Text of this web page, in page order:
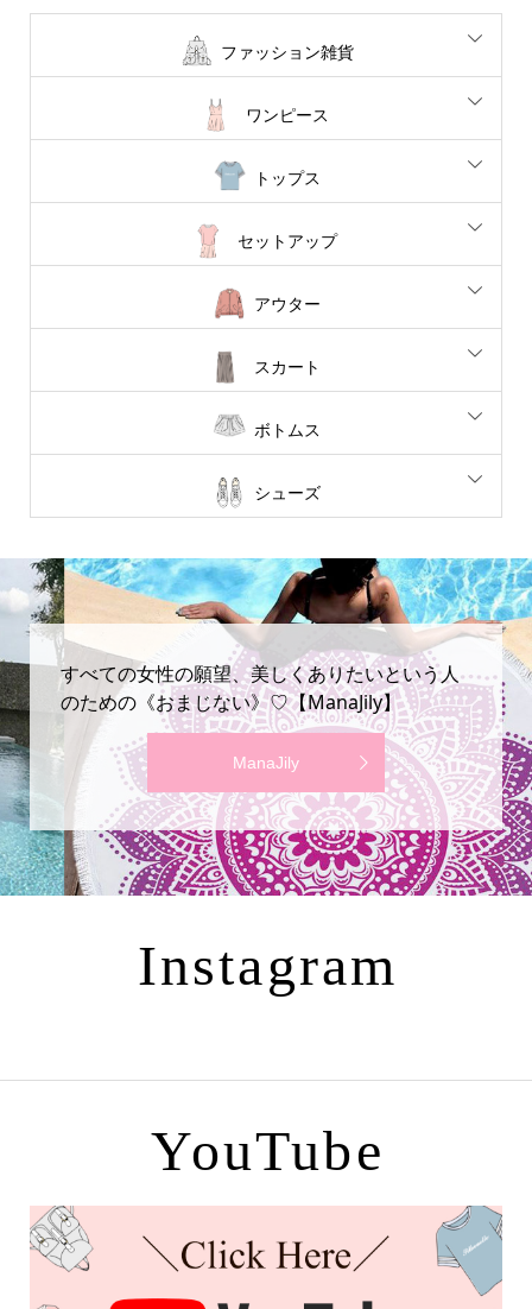
ファッション雑貨
ワンピース
トップス
セットアップ
アウター
スカート
ボトムス
シューズ
すべての女性の願望、美しくありたいという人
のための《おまじない》♡【ManaJily】
ManaJily
Instagram
YouTube